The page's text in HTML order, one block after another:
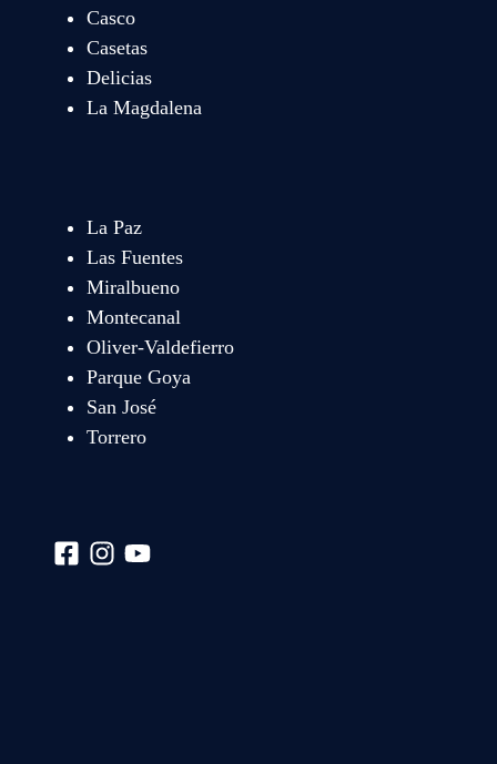
Casco
Casetas
Delicias
La Magdalena
La Paz
Las Fuentes
Miralbueno
Montecanal
Oliver-Valdefierro
Parque Goya
San José
Torrero